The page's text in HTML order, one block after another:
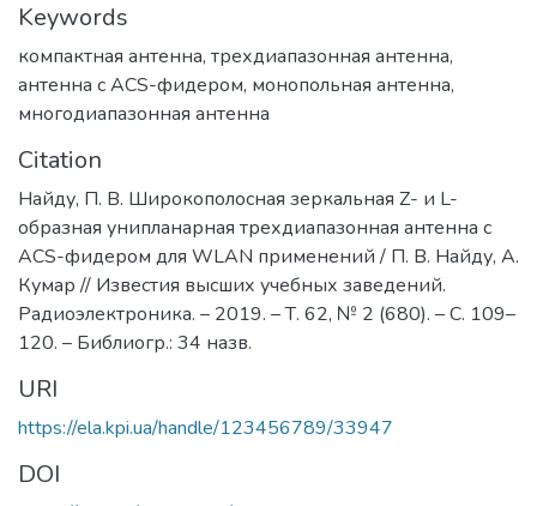
Keywords
компактная антенна, трехдиапазонная антенна,
антенна с ACS-фидером, монопольная антенна,
многодиапазонная антенна
Citation
Найду, П. В. Широкополосная зеркальная Z- и L-
образная унипланарная трехдиапазонная антенна с
ACS-фидером для WLAN применений / П. В. Найду, А.
Кумар // Известия высших учебных заведений.
Радиоэлектроника. – 2019. – Т. 62, № 2 (680). – C. 109–
120. – Библиогр.: 34 назв.
URI
https://ela.kpi.ua/handle/123456789/33947
DOI